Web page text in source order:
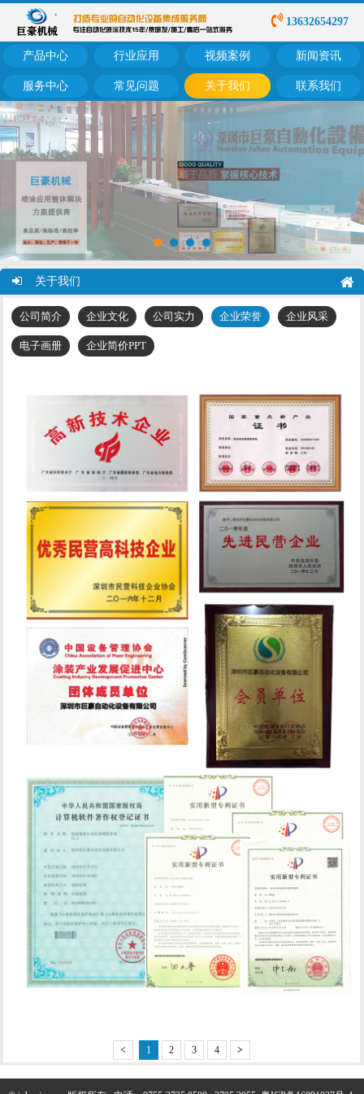
13632654297
产品中心 行业应用 视频案例 新闻资讯
服务中心 常见问题 关于我们 联系我们
关于我们
公司简介 企业文化 公司实力 企业荣誉 企业风采
电子画册 企业简价PPT
< 1 2 3 4 >